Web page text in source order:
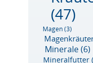
(47)
Magen(3)
Minerale(6)
Mineralfutter